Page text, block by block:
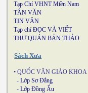
Tạp Chí VHNT Miền Nam
TÂN VĂN
TIN VĂN
Tạp chí ĐỌC VÀ VIẾT
THƯ QUÁN BẢN THẢO
Sách Xưa
• QUỐC VĂN GIÁO KHOA
- Lớp Sơ Đẳng
- Lớp Đồng Ấu